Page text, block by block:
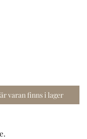
varan finns i lager